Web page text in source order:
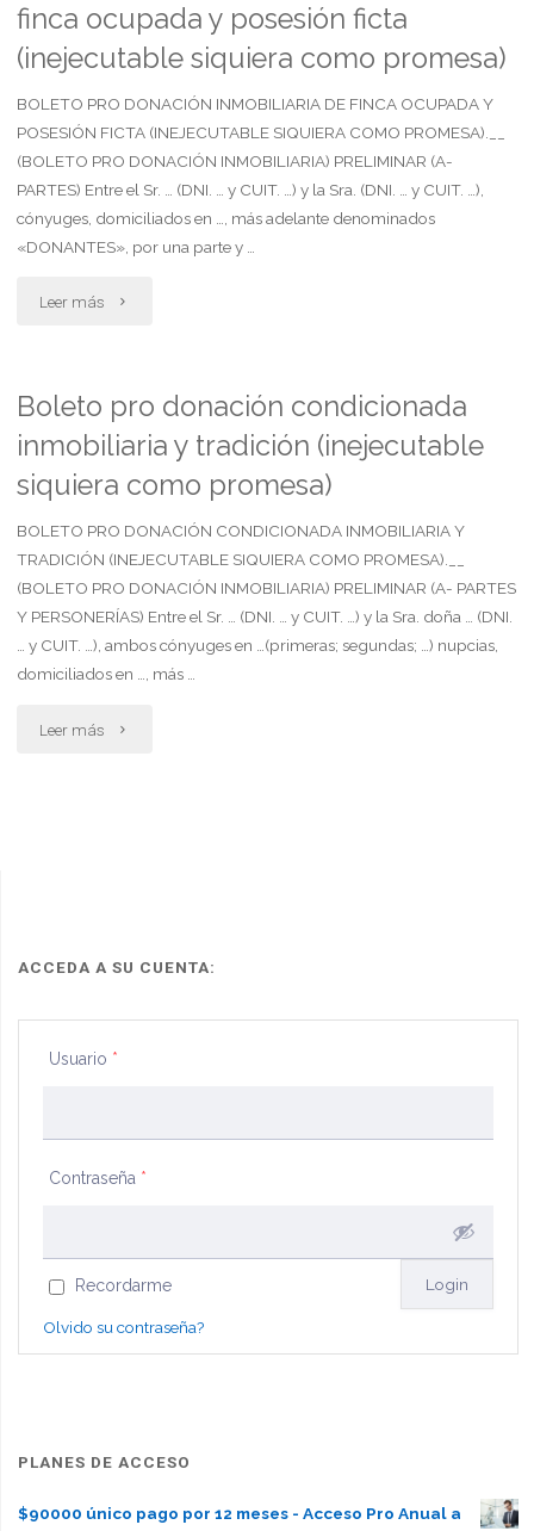
mobiliaria
de
cosas
moviles
irregistrables"
finca ocupada y posesión ficta
(inejecutable siquiera como promesa)
BOLETO PRO DONACIÓN INMOBILIARIA DE FINCA OCUPADA Y
POSESIÓN FICTA (INEJECUTABLE SIQUIERA COMO PROMESA).__
(BOLETO PRO DONACIÓN INMOBILIARIA) PRELIMINAR (A-
PARTES) Entre el Sr. … (DNI. … y CUIT. …) y la Sra. (DNI. … y CUIT. …),
cónyuges, domiciliados en …, más adelante denominados
«DONANTES», por una parte y …
Leer más "Boleto
inmobiliaria
de
finca
ocupada
posesión
ficta
Boleto pro donación condicionada
inmobiliaria y tradición (inejecutable
siquiera como promesa)
BOLETO PRO DONACIÓN CONDICIONADA INMOBILIARIA Y
TRADICIÓN (INEJECUTABLE SIQUIERA COMO PROMESA).__
(BOLETO PRO DONACIÓN INMOBILIARIA) PRELIMINAR (A- PARTES
Y PERSONERÍAS) Entre el Sr. … (DNI. … y CUIT. …) y la Sra. doña … (DNI.
… y CUIT. …), ambos cónyuges en …(primeras; segundas; …) nupcias,
domiciliados en …, más …
Leer más "Boleto
y
(inejecutable
ACCEDA A SU CUENTA:
Usuario *
Contraseña *
Recordarme
Olvido su contraseña?
PLANES DE ACCESO
$90000 único pago por 12 meses - Acceso Pro Anual a